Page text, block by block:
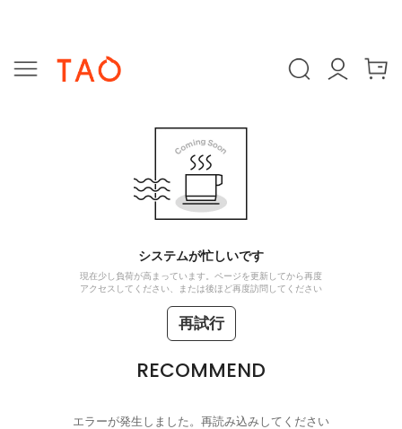
システムが忙しいです
現在少し負荷が高まっています。ページを更新してから再度
アクセスしてください、または後ほど再度訪問してください
再試行
RECOMMEND
エラーが発生しました。再読み込みしてください